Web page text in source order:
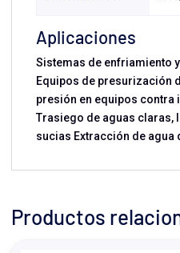
Aplicaciones
Sistemas de enfriamiento
Equipos de presurización
presión en equipos contra
Trasiego de aguas claras,
sucias Extracción de
Productos